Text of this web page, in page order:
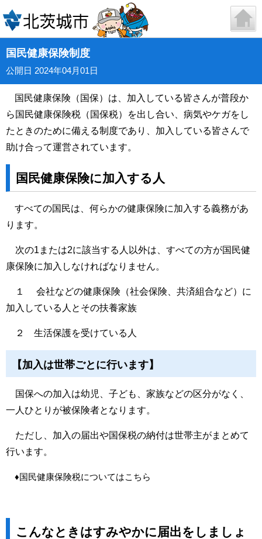
国民健康保険制度
公開日 2024年04月01日
国民健康保険（国保）は、加入している皆さんが普段か
ら国民健康保険税（国保税）を出し合い、病気やケガをし
たときのために備える制度であり、加入している皆さんで
助け合って運営されています。
国民健康保険に加入する人
すべての国民は、何らかの健康保険に加入する義務があ
ります。
次の1または2に該当する人以外は、すべての方が国民健
康保険に加入しなければなりません。
１ 会社などの健康保険（社会保険、共済組合など）に
加入している人とその扶養家族
２ 生活保護を受けている人
【加入は世帯ごとに行います】
国保への加入は幼児、子ども、家族などの区分がなく、
一人ひとりが被保険者となります。
ただし、加入の届出や国保税の納付は世帯主がまとめて
行います。
♦国民健康保険税についてはこちら
こんなときはすみやかに届出をしましょ